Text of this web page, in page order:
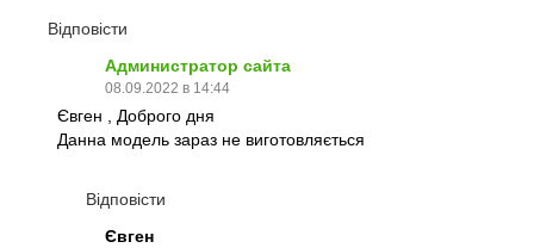
Відповісти
Администратор сайта
08.09.2022 в 14:44
Євген , Доброго дня
Данна модель зараз не виготовляється
Відповісти
Євген